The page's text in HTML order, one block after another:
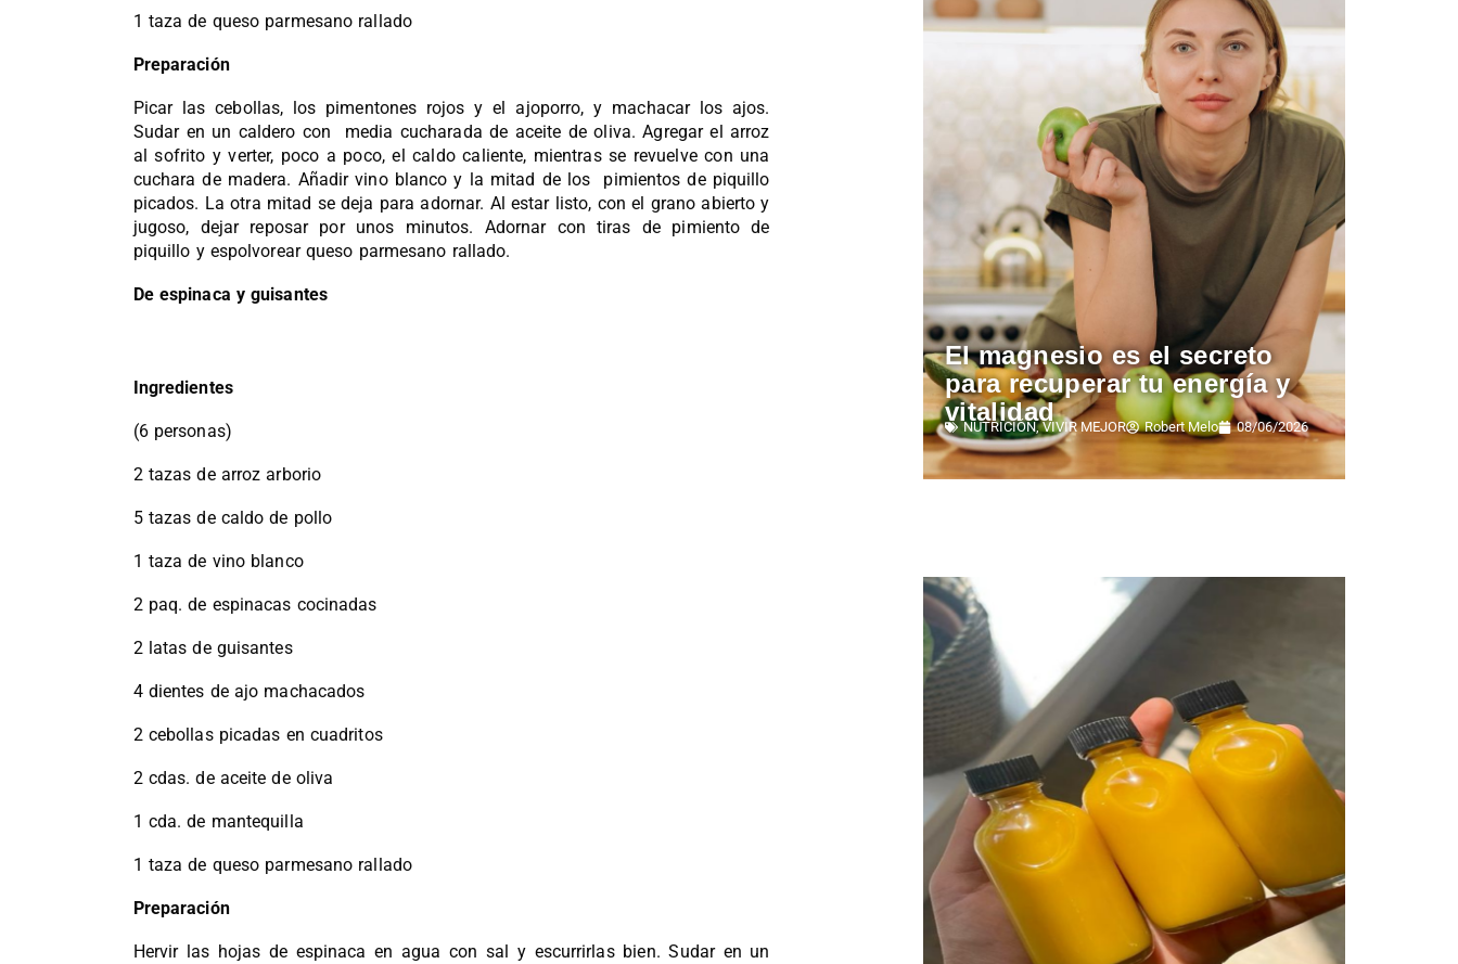
1 taza de queso parmesano rallado
Preparación
Picar las cebollas, los pimentones rojos y el ajoporro, y machacar los ajos.
Sudar en un caldero con media cucharada de aceite de oliva. Agregar el arroz
al sofrito y verter, poco a poco, el caldo caliente, mientras se revuelve con una
cuchara de madera. Añadir vino blanco y la mitad de los pimientos de piquillo
picados. La otra mitad se deja para adornar. Al estar listo, con el grano abierto y
jugoso, dejar reposar por unos minutos. Adornar con tiras de pimiento de
piquillo y espolvorear queso parmesano rallado.
De espinaca y guisantes
Ingredientes
(6 personas)
2 tazas de arroz arborio
5 tazas de caldo de pollo
1 taza de vino blanco
2 paq. de espinacas cocinadas
2 latas de guisantes
4 dientes de ajo machacados
2 cebollas picadas en cuadritos
2 cdas. de aceite de oliva
1 cda. de mantequilla
1 taza de queso parmesano rallado
Preparación
Hervir las hojas de espinaca en agua con sal y escurrirlas bien. Sudar en un
El magnesio es el secreto
para recuperar tu energía y
vitalidad
NUTRICIÓN,VIVIR MEJOR Robert Melo 08/06/2026